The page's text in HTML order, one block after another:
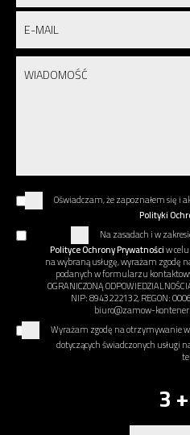
Oświadczam, że zapoznałem się i
Polityki
Na zasadach i w
Polityce Ochrony Prywatnościw
na wybraną usługę, wyrażam zgodę
podanych w formularzu
OGRANICZONĄ
NIP: 8943222132, REGON:
biuro@zamow-
Wyrażam zgodę na otrzymywanie
dotyczących świadczonych
3